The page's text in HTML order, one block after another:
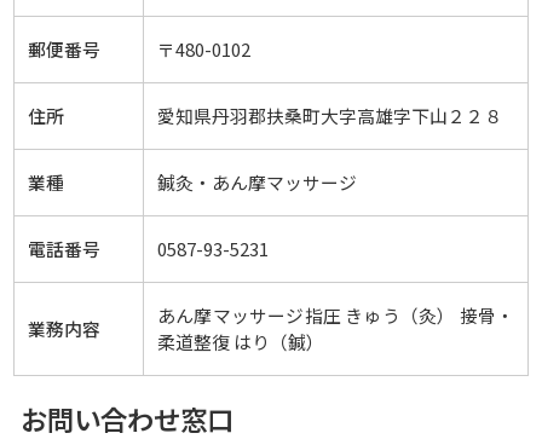
郵便番号 〒480-0102
住所 愛知県丹羽郡扶桑町大字高雄字下山２２８
業種 鍼灸・あん摩マッサージ
電話番号 0587-93-5231
業務内容
あん摩マッサージ指圧 きゅう（灸） 接骨・
柔道整復 はり（鍼）
お問い合わせ窓口